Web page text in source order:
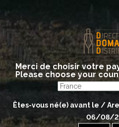
Beaujolais Lantignié Rouge
Beaujolais Nouveau Le Vin de
Beaujolais-Lantignié Nouveau
Beaujolais-Villages Les Cerises
Beaujolais-Villages Nouveau
Beaujolais-Villages Nouveau
Brouilly Cuvée Vieilles Vignes
Coteaux Bourguignons Les
Merci de choisir votre
Please choose your
Êtes-vous né(e) avant le /
06/08/